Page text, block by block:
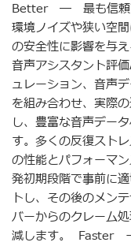
Better ― 最も信頼で
環境ノイズや狭い空
の安全性に影響を与
音声アシスタント評
ュレーション、音声
を組み合わせ、実際
し、豊富な音声デー
す。多くの反復スト
の性能とパフォーマ
発初期段階で事前に
トし、その後のメン
バーからのクレーム
減します。